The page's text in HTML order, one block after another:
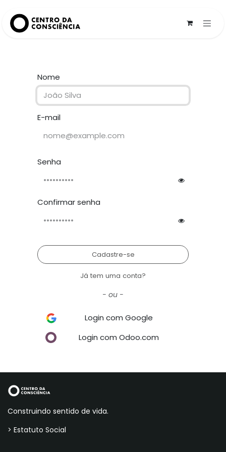
Nome
E-mail
Senha
Confirmar senha
Cadastre-se
Já tem uma conta?
- ou -
Login com Google
Login com Odoo.com
Construindo sentido de vida.
> Estatuto Social